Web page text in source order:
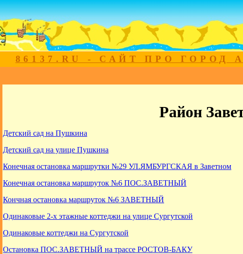
86137.RU - САЙТ ПРО ГОРОД
Район
Детский сад на Пушкина
Детский сад на улице Пушкина
Конечная остановка маршрутки №29 УЛ.ЯМБУРГСКАЯ в Заветном
Конечная остановка маршруток №6 ПОС.ЗАВЕТНЫЙ
Кончная остановка маршруток №6 ЗАВЕТНЫЙ
Одинаковые 2-х этажные коттеджи на улице Сургутской
Одинаковые коттеджи на Сургутской
Остановка ПОС.ЗАВЕТНЫЙ на трассе РОСТОВ-БАКУ